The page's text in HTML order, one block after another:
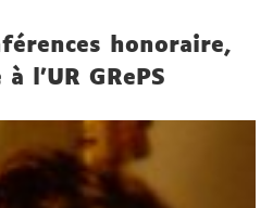
honoraire,
l'UR GRePS